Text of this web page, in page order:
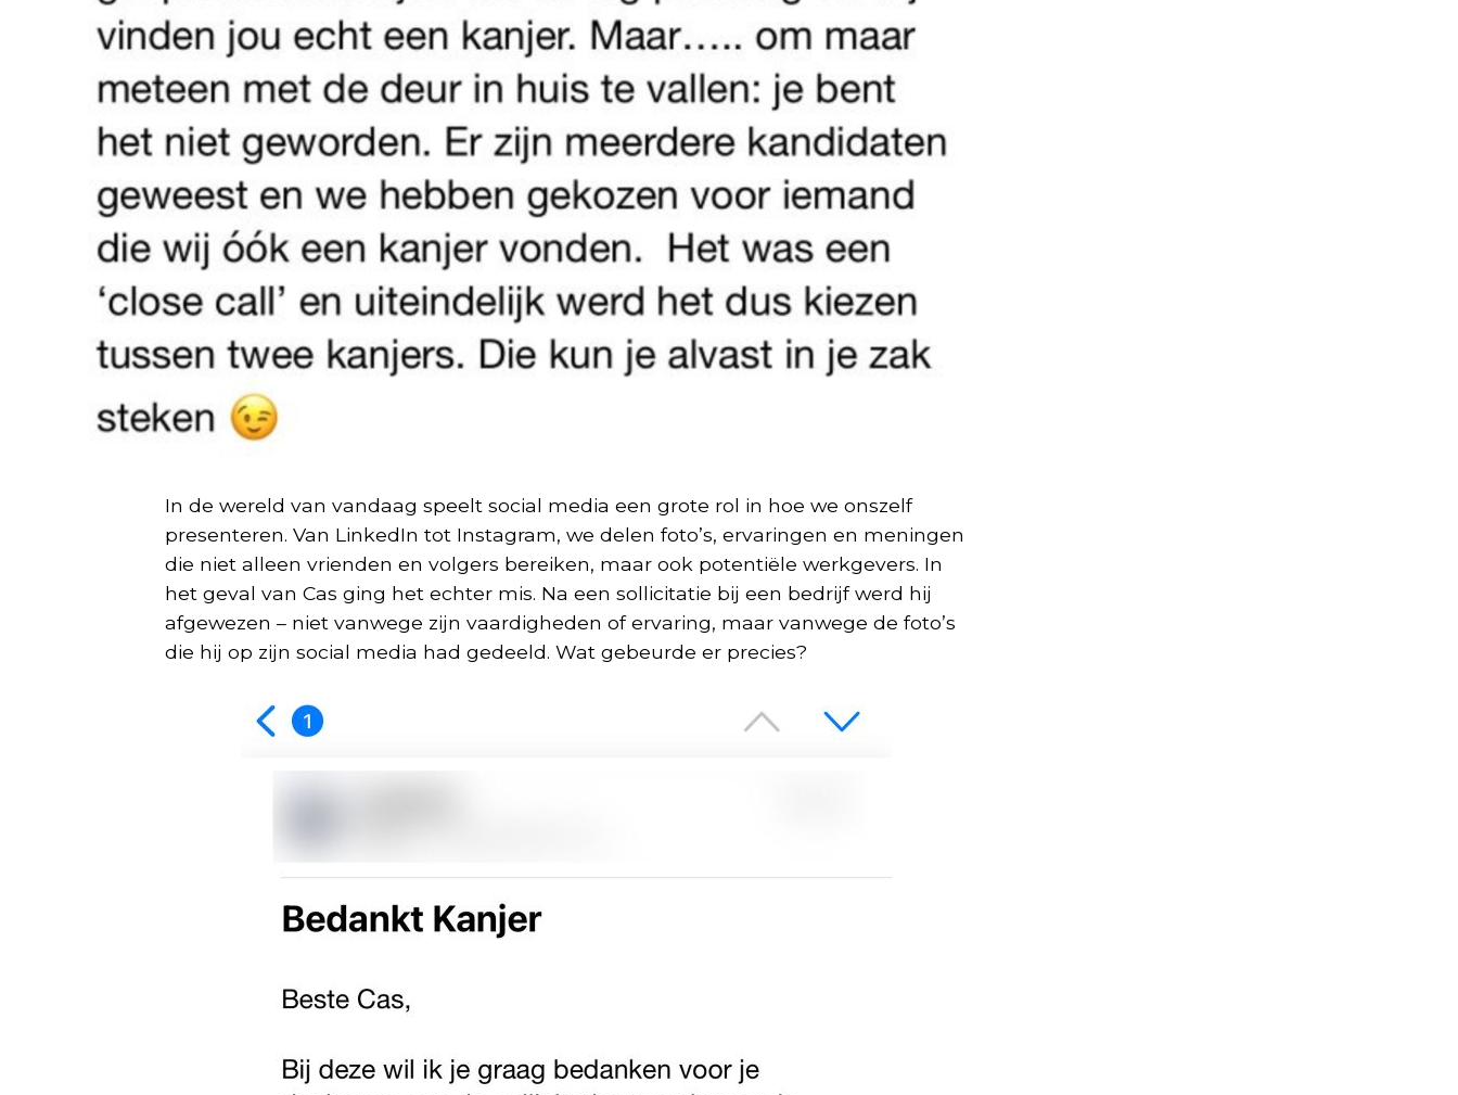
In de wereld van vandaag speelt social media een grote rol in hoe we onszelf
presenteren. Van LinkedIn tot Instagram, we delen foto’s, ervaringen en meningen
die niet alleen vrienden en volgers bereiken, maar ook potentiële werkgevers. In
het geval van Cas ging het echter mis. Na een sollicitatie bij een bedrijf werd hij
afgewezen – niet vanwege zijn vaardigheden of ervaring, maar vanwege de foto’s
die hij op zijn social media had gedeeld. Wat gebeurde er precies?